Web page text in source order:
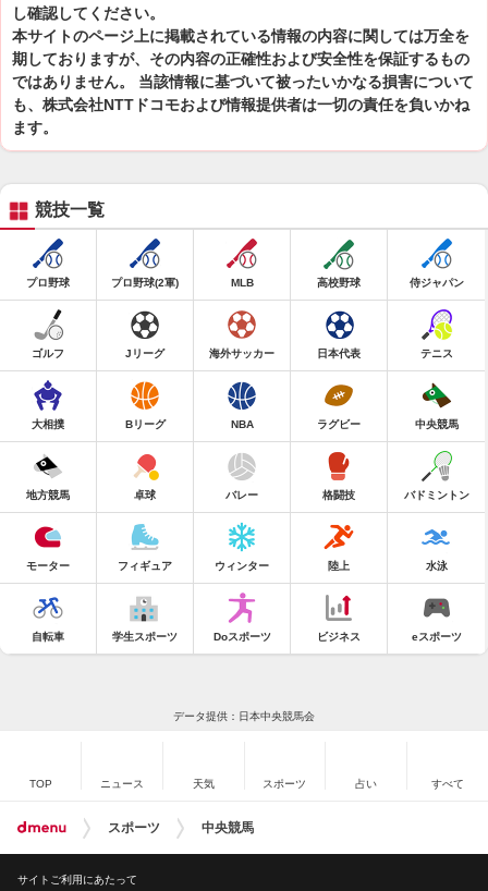
し確認してください。
本サイトのページ上に掲載されている情報の内容に関しては万全を
期しておりますが、その内容の正確性および安全性を保証するもの
ではありません。 当該情報に基づいて被ったいかなる損害について
も、株式会社NTTドコモおよび情報提供者は一切の責任を負いかね
ます。
競技一覧
プロ野球 プロ野球(2軍) MLB 高校野球 侍ジャパン
ゴルフ Jリーグ 海外サッカー 日本代表 テニス
大相撲 Bリーグ NBA ラグビー 中央競馬
地方競馬 卓球 バレー 格闘技 バドミントン
モーター フィギュア ウィンター 陸上 水泳
自転車 学生スポーツ Doスポーツ ビジネス eスポーツ
データ提供：日本中央競馬会
TOP ニュース 天気 スポーツ 占い すべて
スポーツ 中央競馬
サイトご利用にあたって